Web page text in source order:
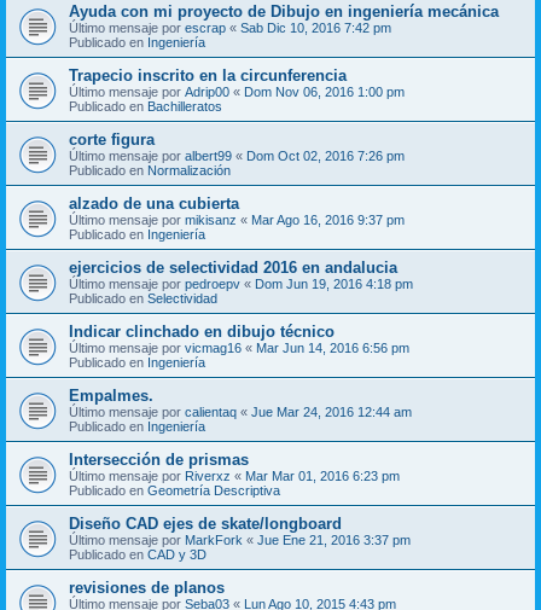
Ayuda con mi proyecto de Dibujo en ingeniería mecánica
Último mensaje por escrap « Sab Dic 10, 2016 7:42 pm
Publicado en Ingeniería
Trapecio inscrito en la circunferencia
Último mensaje por Adrip00 « Dom Nov 06, 2016 1:00 pm
Publicado en Bachilleratos
corte figura
Último mensaje por albert99 « Dom Oct 02, 2016 7:26 pm
Publicado en Normalización
alzado de una cubierta
Último mensaje por mikisanz « Mar Ago 16, 2016 9:37 pm
Publicado en Ingeniería
ejercicios de selectividad 2016 en andalucia
Último mensaje por pedroepv « Dom Jun 19, 2016 4:18 pm
Publicado en Selectividad
Indicar clinchado en dibujo técnico
Último mensaje por vicmag16 « Mar Jun 14, 2016 6:56 pm
Publicado en Ingeniería
Empalmes.
Último mensaje por calientaq « Jue Mar 24, 2016 12:44 am
Publicado en Ingeniería
Intersección de prismas
Último mensaje por Riverxz « Mar Mar 01, 2016 6:23 pm
Publicado en Geometría Descriptiva
Diseño CAD ejes de skate/longboard
Último mensaje por MarkFork « Jue Ene 21, 2016 3:37 pm
Publicado en CAD y 3D
revisiones de planos
Último mensaje por Seba03 « Lun Ago 10, 2015 4:43 pm